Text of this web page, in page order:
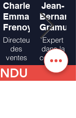
Charles-
Emmanuel
Frenoy
Directeur
des
ventes
Fieldbox
Jean-
Bernard
Gramunt
Expert
dans la
coopération
franco-
russe
pour